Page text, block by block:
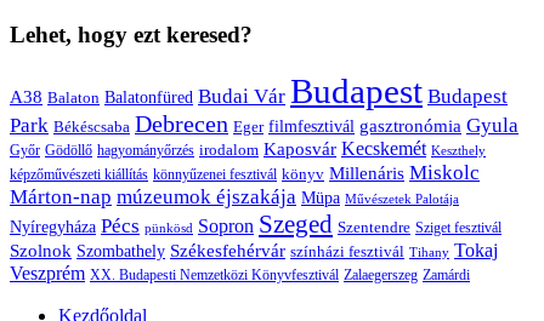
Lehet, hogy ezt keresed?
A38 Balaton Balatonfüred Budai Vár Budapest Budapest
Park Békéscsaba Debrecen Eger filmfesztivál gasztronómia Gyula
Győr Gödöllő hagyományőrzés irodalom Kaposvár Kecskemét Keszthely
képzőművészeti kiállítás könnyűzenei fesztivál könyv Millenáris Miskolc
Márton-nap múzeumok éjszakája Müpa Művészetek Palotája
Nyíregyháza Pécs pünkösd Sopron Szeged Szentendre Sziget fesztivál
Szolnok Szombathely Székesfehérvár színházi fesztivál Tihany Tokaj
Veszprém XX. Budapesti Nemzetközi Könyvfesztivál Zalaegerszeg Zamárdi
Kezdőoldal